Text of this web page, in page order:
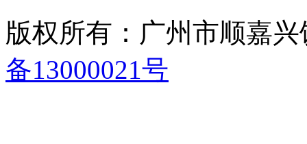
版权所有：广州市顺嘉
备13000021号